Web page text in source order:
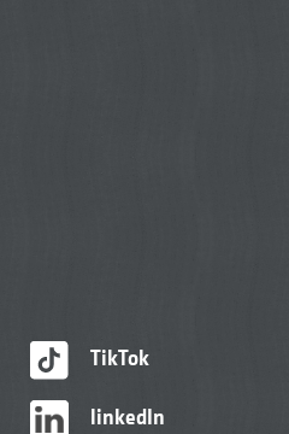
TikTok
linkedIn